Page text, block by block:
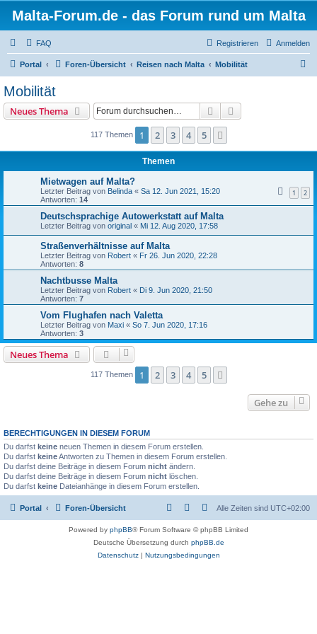
Malta-Forum.de - das Forum rund um Malta
FAQ Anmelden
Registrieren
Portal Foren-Übersicht Reisen nach Malta Mobilität
Mobilität
Neues Thema Suche
117 Themen 1 2 3 4 5
Themen
Mietwagen auf Malta?
Letzter Beitrag von Belinda « Sa 12. Jun 2021, 15:20
Antworten: 14
1 2
Deutschsprachige Autowerkstatt auf Malta
Letzter Beitrag von original « Mi 12. Aug 2020, 17:58
Straßenverhältnisse auf Malta
Letzter Beitrag von Robert « Fr 26. Jun 2020, 22:28
Antworten: 8
Nachtbusse Malta
Letzter Beitrag von Robert « Di 9. Jun 2020, 21:50
Antworten: 7
Vom Flughafen nach Valetta
Letzter Beitrag von Maxi « So 7. Jun 2020, 17:16
Antworten: 3
Neues Thema
117 Themen 1 2 3 4 5
Gehe zu
BERECHTIGUNGEN IN DIESEM FORUM
Du darfst keine neuen Themen in diesem Forum erstellen.
Du darfst keineAntworten zu Themen in diesem Forum erstellen.
Du darfst deine Beiträge in diesem Forum nicht ändern.
Du darfst deine Beiträge in diesem Forum nicht löschen.
Du darfst keine Dateianhänge in diesem Forum erstellen.
Portal Foren-Übersicht Alle Zeiten sind UTC+02:00
Powered by phpBB® Forum Software © phpBB Limited
Deutsche Übersetzung durch phpBB.de
Datenschutz| Nutzungsbedingungen